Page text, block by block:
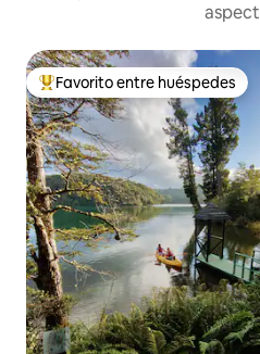
Favorito entre huéspedes
Favorito entre huéspedes